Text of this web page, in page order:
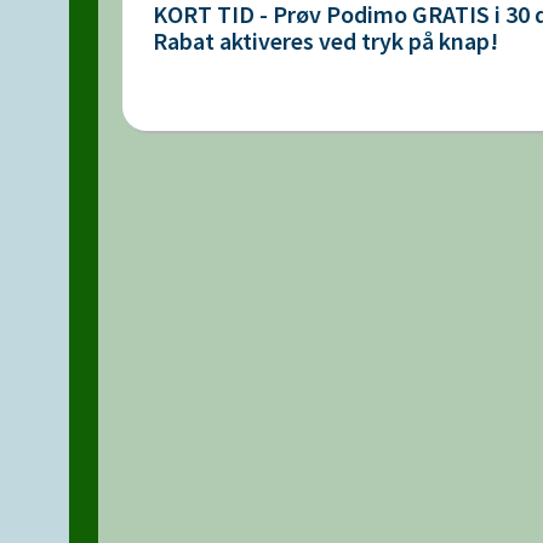
KORT TID - Prøv Podimo GRATIS i 30
Rabat aktiveres ved tryk på knap!